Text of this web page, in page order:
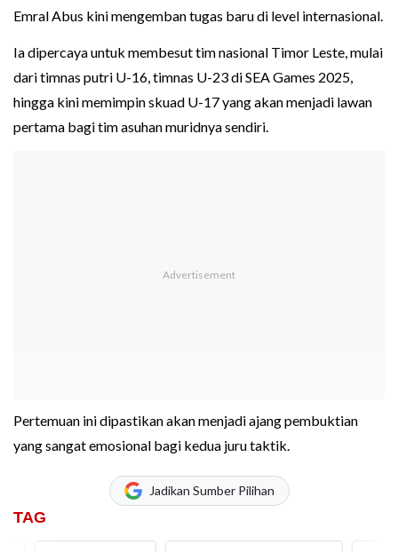
Emral Abus kini mengemban tugas baru di level internasional.
Ia dipercaya untuk membesut tim nasional Timor Leste, mulai
dari timnas putri U-16, timnas U-23 di SEA Games 2025,
hingga kini memimpin skuad U-17 yang akan menjadi lawan
pertama bagi tim asuhan muridnya sendiri.
Pertemuan ini dipastikan akan menjadi ajang pembuktian
yang sangat emosional bagi kedua juru taktik.
Jadikan Sumber Pilihan
TAG